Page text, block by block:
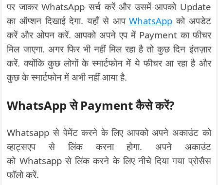
पर जाकर WhatsApp सर्च करें और उसमें आपको Update
का ऑप्शन दिखाई देगा. यहाँ से आपWhatsApp को अपडेट
करें और ओपन करें. आपको अपने एप में Payment का फीचर
मिल जाएगा. अगर फिर भी नहीं मिल रहा है तो कुछ दिन इंतज़ार
करें. क्योंकि कुछ लोगों के स्मार्टफोन में ये फीचर आ रहा है और
कुछ के स्मार्टफोन में अभी नहीं आया है.
WhatsApp से Payment कैसे करें?
Whatsapp से पेमेंट करने के लिए आपको अपने अकाउंट को
व्हाट्सएप से लिंक करना होगा. अपने अकाउंट
को Whatsapp से लिंक करने के लिए नीचे दिया गया प्रोसैस
फॉलो करें.